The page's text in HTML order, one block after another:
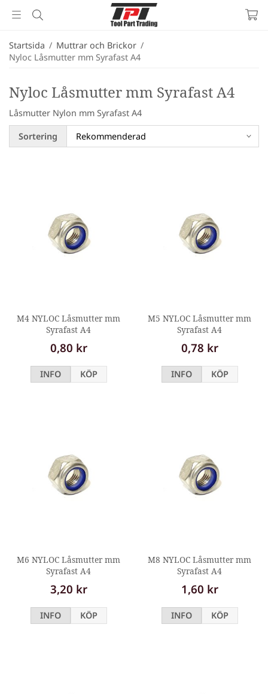
Startsida / Muttrar och Brickor /
Nyloc Låsmutter mm Syrafast A4
Nyloc Låsmutter mm Syrafast A4
Låsmutter Nylon mm Syrafast A4
Sortering
M4 NYLOC Låsmutter mm
Syrafast A4
0,80 kr
INFO KÖP
M5 NYLOC Låsmutter mm
Syrafast A4
0,78 kr
INFO KÖP
M6 NYLOC Låsmutter mm
Syrafast A4
3,20 kr
INFO KÖP
M8 NYLOC Låsmutter mm
Syrafast A4
1,60 kr
INFO KÖP